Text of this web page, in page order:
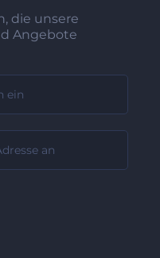
die unsere
Angebote